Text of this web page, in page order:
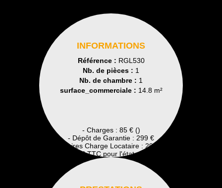
INFORMATIONS
Référence : RGL530
Nb. de pièces : 1
Nb. de chambre : 1
surface_commerciale : 14.8 m²
- Charges : 85 € ()
- Dépôt de Garantie : 299 €
- Honoraires Charge Locataire : 299 € TTC
Dont 0 € TTC pour l'état des lieux